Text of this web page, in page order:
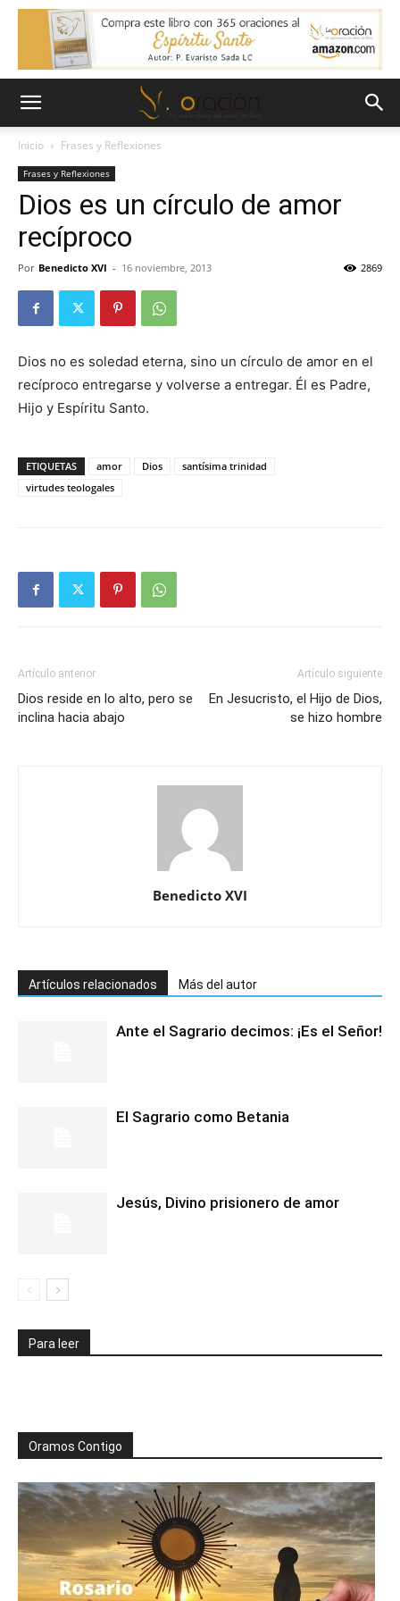
Inicio Frases y Reflexiones
Frases y Reflexiones
Dios es un círculo de amor
recíproco
Por Benedicto XVI - 16 noviembre, 2013 2869
Dios no es soledad eterna, sino un círculo de amor en el
recíproco entregarse y volverse a entregar. Él es Padre,
Hijo y Espíritu Santo.
ETIQUETAS amor Dios
santísima trinidad
virtudes teologales
Artículo anterior
Dios reside en lo alto, pero se
inclina hacia abajo
Artículo siguiente
En Jesucristo, el Hijo de Dios,
se hizo hombre
Benedicto XVI
Artículos relacionados Más del autor
Ante el Sagrario decimos: ¡Es el Señor!
El Sagrario como Betania
Jesús, Divino prisionero de amor
Para leer
Oramos Contigo